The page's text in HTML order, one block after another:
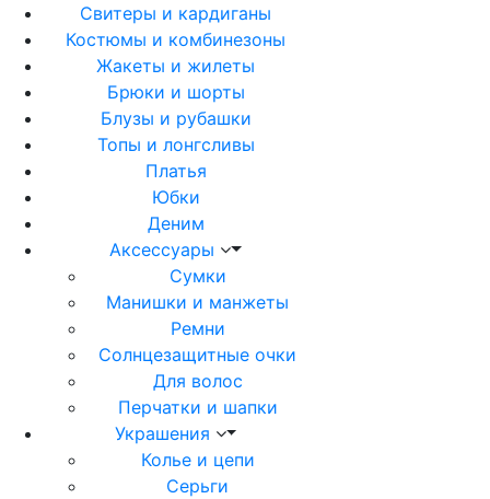
Свитеры и кардиганы
Костюмы и комбинезоны
Жакеты и жилеты
Брюки и шорты
Блузы и рубашки
Топы и лонгсливы
Платья
Юбки
Деним
Аксессуары
Сумки
Манишки и манжеты
Ремни
Солнцезащитные очки
Для волос
Перчатки и шапки
Украшения
Колье и цепи
Серьги